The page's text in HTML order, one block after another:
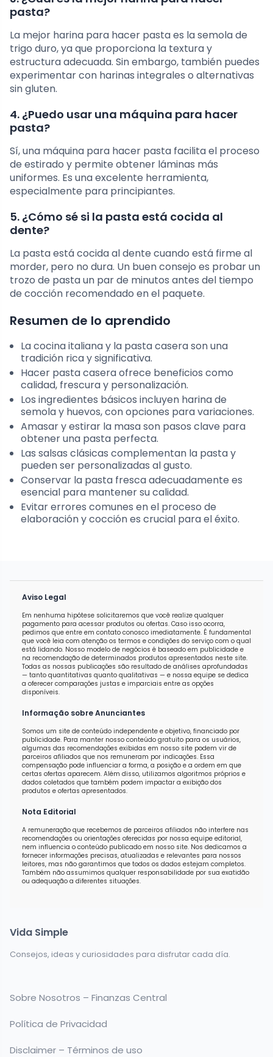
pasta?
La mejor harina para hacer pasta es la semola de
trigo duro, ya que proporciona la textura y
estructura adecuada. Sin embargo, también puedes
experimentar con harinas integrales o alternativas
sin gluten.
4. ¿Puedo usar una máquina para hacer
pasta?
Sí, una máquina para hacer pasta facilita el proceso
de estirado y permite obtener láminas más
uniformes. Es una excelente herramienta,
especialmente para principiantes.
5. ¿Cómo sé si la pasta está cocida al
dente?
La pasta está cocida al dente cuando está firme al
morder, pero no dura. Un buen consejo es probar un
trozo de pasta un par de minutos antes del tiempo
de cocción recomendado en el paquete.
Resumen de lo aprendido
La cocina italiana y la pasta casera son una
tradición rica y significativa.
Hacer pasta casera ofrece beneficios como
calidad, frescura y personalización.
Los ingredientes básicos incluyen harina de
semola y huevos, con opciones para variaciones.
Amasar y estirar la masa son pasos clave para
obtener una pasta perfecta.
Las salsas clásicas complementan la pasta y
pueden ser personalizadas al gusto.
Conservar la pasta fresca adecuadamente es
esencial para mantener su calidad.
Evitar errores comunes en el proceso de
elaboración y cocción es crucial para el éxito.
Aviso Legal
Em nenhuma hipótese solicitaremos que você realize qualquer
pagamento para acessar produtos ou ofertas. Caso isso ocorra,
pedimos que entre em contato conosco imediatamente. É fundamental
que você leia com atenção os termos e condições do serviço com o qual
está lidando. Nosso modelo de negócios é baseado em publicidade e
na recomendação de determinados produtos apresentados neste site.
Todas as nossas publicações são resultado de análises aprofundadas
— tanto quantitativas quanto qualitativas — e nossa equipe se dedica
a oferecer comparações justas e imparciais entre as opções
disponíveis.
Informação sobre Anunciantes
Somos um site de conteúdo independente e objetivo, financiado por
publicidade. Para manter nosso conteúdo gratuito para os usuários,
algumas das recomendações exibidas em nosso site podem vir de
parceiros afiliados que nos remuneram por indicações. Essa
compensação pode influenciar a forma, a posição e a ordem em que
certas ofertas aparecem. Além disso, utilizamos algoritmos próprios e
dados coletados que também podem impactar a exibição dos
produtos e ofertas apresentados.
Nota Editorial
A remuneração que recebemos de parceiros afiliados não interfere nas
recomendações ou orientações oferecidas por nossa equipe editorial,
nem influencia o conteúdo publicado em nosso site. Nos dedicamos a
fornecer informações precisas, atualizadas e relevantes para nossos
leitores, mas não garantimos que todos os dados estejam completos.
Também não assumimos qualquer responsabilidade por sua exatidão
ou adequação a diferentes situações.
Vida Simple
Consejos, ideas y curiosidades para disfrutar cada día.
Sobre Nosotros – Finanzas Central
Política de Privacidad
Disclaimer – Términos de uso